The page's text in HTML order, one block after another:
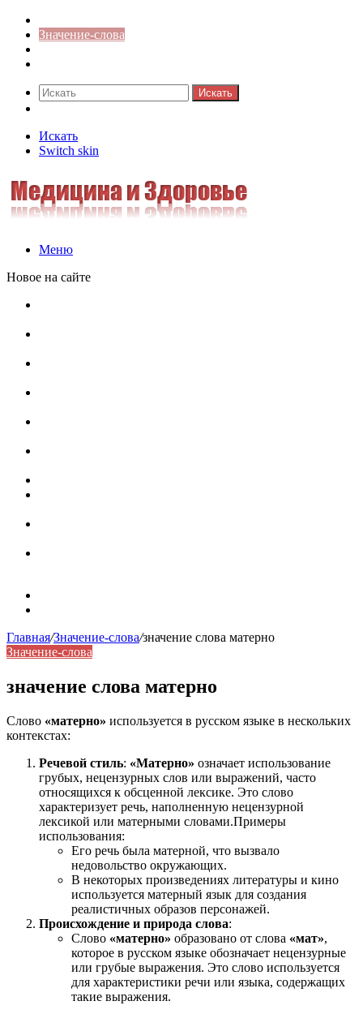
Значение-слова
Искать
Искать
Switch skin
Меню
Новое на сайте
Главная/Значение-слова/значение слова матерно
Значение-слова
значение слова матерно
Слово «матерно» используется в русском языке в нескольких
контекстах:
Речевой стиль: «Матерно» означает использование
грубых, нецензурных слов или выражений, часто
относящихся к обсценной лексике. Это слово
характеризует речь, наполненную нецензурной
лексикой или матерными словами.Примеры
использования:
Его речь была матерной, что вызвало
недовольство окружающих.
В некоторых произведениях литературы и кино
используется матерный язык для создания
реалистичных образов персонажей.
Происхождение и природа слова:
Слово «матерно» образовано от слова «мат»,
которое в русском языке обозначает нецензурные
или грубые выражения. Это слово используется
для характеристики речи или языка, содержащих
такие выражения.